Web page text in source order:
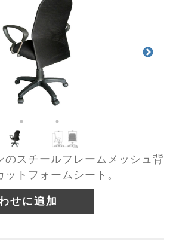
のスチールフレームメッシュ背
トフォームシート。
せに追加